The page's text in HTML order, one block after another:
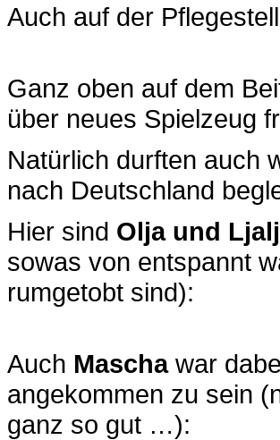
Auch auf der
Ganz oben auf dem
über neues Spielzeug
Natürlich durften auch
nach Deutschland
Hier sind Olja und
sowas von entspannt
rumgetobt sind):
Auch Mascha war
angekommen zu sein
ganz so gut …):